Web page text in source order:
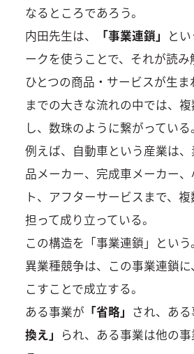
なるところであろう。
内田先生は、
「事業連鎖」 と
ークを使うことで、それが読み
ひとつの商品・サービスが生
までの大きな流れの中では、
し、数珠のように繋がっている。
例えば、自動車という産業は
品メーカー、完成車メーカー
ト、アフターサービスまで、
担って成り立っている。
この構造を「事業連鎖」という。
異業種競争は、この事業連鎖
こすことで成立する。
ある事業が 「省略」 され、あ
換え」 られ、ある事業は他の事